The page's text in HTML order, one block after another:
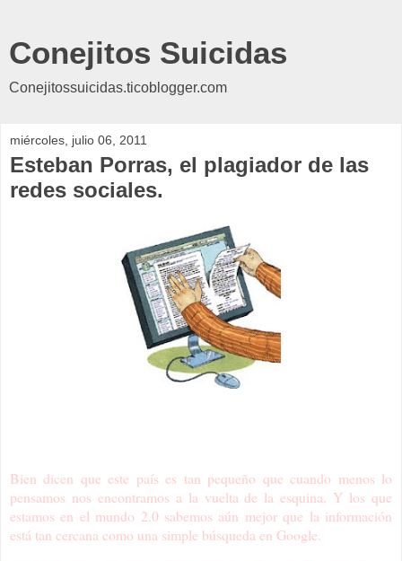
Conejitos Suicidas
Conejitossuicidas.ticoblogger.com
miércoles, julio 06, 2011
Esteban Porras, el plagiador de las
redes sociales.
Bien dicen que este país es tan pequeño que cuando menos lo
pensamos nos encontramos a la vuelta de la esquina. Y los que
estamos en el mundo 2.0 sabemos aún mejor que la información
está tan cercana como una simple búsqueda en Google.